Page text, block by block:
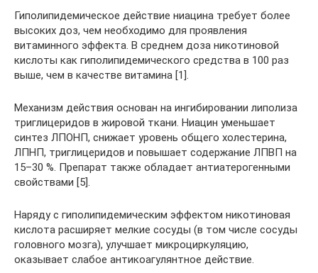
Гиполипидемическое действие ниацина требует более
высоких доз, чем необходимо для проявления
витаминного эффекта. В среднем доза никотиновой
кислоты как гиполипидемического средства в 100 раз
выше, чем в качестве витамина [1].
Механизм действия основан на ингибировании липолиза
триглицеридов в жировой ткани. Ниацин уменьшает
синтез ЛПОНП, снижает уровень общего холестерина,
ЛПНП, триглицеридов и повышает содержание ЛПВП на
15–30 %. Препарат также обладает антиатерогенными
свойствами [5].
Наряду с гиполипидемическим эффектом никотиновая
кислота расширяет мелкие сосуды (в том числе сосуды
головного мозга), улучшает микроциркуляцию,
оказывает слабое антикоагулянтное действие.